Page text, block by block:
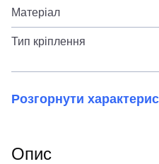
Матеріал
Тип кріплення
Розгорнути
Опис